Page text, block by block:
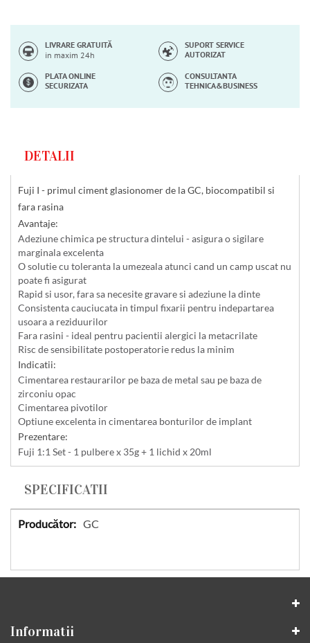
LIVRARE GRATUITĂ
in maxim 24h
SUPORT SERVICE
AUTORIZAT
PLATA ONLINE
SECURIZATA
CONSULTANTA
TEHNICA&BUSINESS
DETALII
Fuji I - primul ciment glasionomer de la GC, biocompatibil si
fara rasina
Avantaje:
Adeziune chimica pe structura dintelui - asigura o sigilare
marginala excelenta
O solutie cu toleranta la umezeala atunci cand un camp uscat nu
poate fi asigurat
Rapid si usor, fara sa necesite gravare si adeziune la dinte
Consistenta cauciucata in timpul fixarii pentru indepartarea
usoara a reziduurilor
Fara rasini - ideal pentru pacientii alergici la metacrilate
Risc de sensibilitate postoperatorie redus la minim
Indicatii:
Cimentarea restaurarilor pe baza de metal sau pe baza de
zirconiu opac
Cimentarea pivotilor
Optiune excelenta in cimentarea bonturilor de implant
Prezentare:
Fuji 1:1 Set - 1 pulbere x 35g + 1 lichid x 20ml
SPECIFICATII
Specificatii GC
Informatii